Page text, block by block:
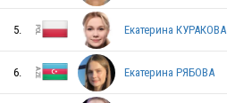
5. Екатерина КУРАКОВА
6. Екатерина РЯБОВА